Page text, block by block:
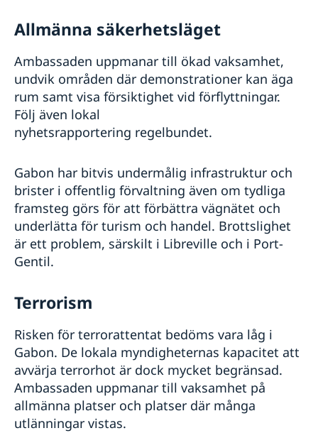
Allmänna säkerhetsläget
Ambassaden uppmanar till ökad vaksamhet,
undvik områden där demonstrationer kan äga
rum samt visa försiktighet vid förflyttningar.
Följ även lokal
nyhetsrapportering regelbundet.
Gabon har bitvis undermålig infrastruktur och
brister i offentlig förvaltning även om tydliga
framsteg görs för att förbättra vägnätet och
underlätta för turism och handel. Brottslighet
är ett problem, särskilt i Libreville och i Port-
Gentil.
Terrorism
Risken för terrorattentat bedöms vara låg i
Gabon. De lokala myndigheternas kapacitet att
avvärja terrorhot är dock mycket begränsad.
Ambassaden uppmanar till vaksamhet på
allmänna platser och platser där många
utlänningar vistas.